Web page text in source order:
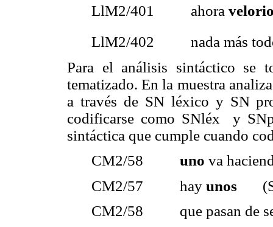
LlM2/401 ahora
LlM2/402 nada más
Para el análisis sintáctico se
tematizado. En la muestra
a través de SN léxico y SN
codificarse como SNléx y
sintáctica que cumple cuando
CM2/58 uno va
CM2/57 hay unos
CM2/58 que pasan de